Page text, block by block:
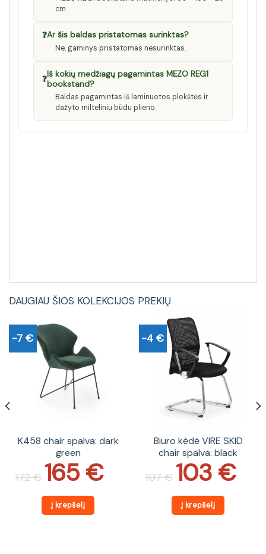
cm.
❓Ar šis baldas pristatomas surinktas?
Ne, gaminys pristatomas nesurinktas.
❓Iš kokių medžiagų pagamintas MEZO REG1
bookstand?
Baldas pagamintas iš laminuotos plokštės ir
dažyto milteliniu būdu plieno.
DAUGIAU ŠIOS KOLEKCIJOS PREKIŲ
-7 €
K458 chair spalva: dark
green
172€
Original
price
was: 165 €
Current
price
is:
Į krepšelį
-4 €
Biuro kėdė VIRE SKID
chair spalva: black
107€
Original
price
was: 103 €
Current
price
is:
Į krepšelį